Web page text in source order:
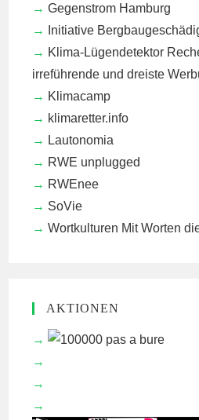
Gegenstrom Hamburg
Initiative
Klima-Lügendetektor
irreführende und dreiste
Klimacamp
klimaretter.info
Lautonomia
RWE unplugged
RWEnee
SoVie
Wortkulturen Mit Worten
AKTIONEN